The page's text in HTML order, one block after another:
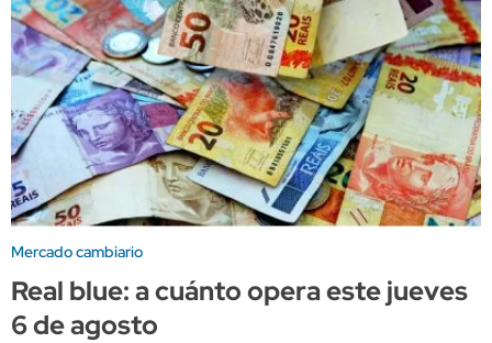
Mercado cambiario
Real blue: a cuánto opera este jueves
6 de agosto